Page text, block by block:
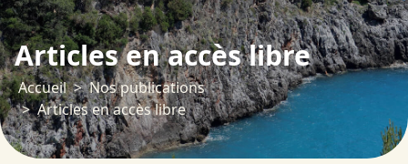
Articles en accès libre
Accueil
Nos publications
Articles en accès libre